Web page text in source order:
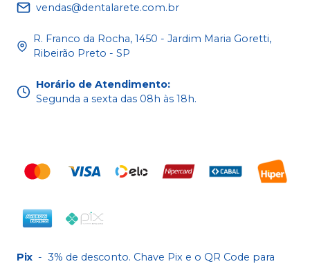
vendas@dentalarete.com.br
R. Franco da Rocha, 1450 - Jardim Maria Goretti,
Ribeirão Preto - SP
Horário de Atendimento:
Segunda a sexta das 08h às 18h.
Pix - 3% de desconto. Chave Pix e o QR Code para